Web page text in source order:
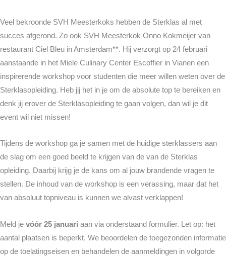
Veel bekroonde SVH Meesterkoks hebben de Sterklas al met
succes afgerond. Zo ook SVH Meesterkok Onno Kokmeijer van
restaurant Ciel Bleu in Amsterdam**. Hij verzorgt op 24 februari
aanstaande in het Miele Culinary Center Escoffier in Vianen een
inspirerende workshop voor studenten die meer willen weten over de
Sterklasopleiding. Heb jij het in je om de absolute top te bereiken en
denk jij erover de Sterklasopleiding te gaan volgen, dan wil je dit
event wil niet missen!
Tijdens de workshop ga je samen met de huidige sterklassers aan
de slag om een goed beeld te krijgen van de van de Sterklas
opleiding. Daarbij krijg je de kans om al jouw brandende vragen te
stellen. De inhoud van de workshop is een verassing, maar dat het
van absoluut topniveau is kunnen we alvast verklappen!
Meld je vóór 25 januari aan via onderstaand formulier. Let op: het
aantal plaatsen is beperkt. We beoordelen de toegezonden informatie
op de toelatingseisen en behandelen de aanmeldingen in volgorde